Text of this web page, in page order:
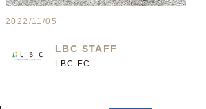
2022/11/05
LBC STAFF
LBC EC